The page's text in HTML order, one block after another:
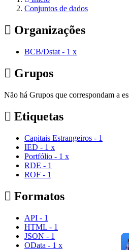
Conjuntos de dados
Organizações
BCB/Dstat - 1 x
Grupos
Não há Grupos que correspondam a
Etiquetas
Capitais Estrangeiros - 1
IED - 1 x
Portfólio - 1 x
RDE - 1
ROF - 1
Formatos
API - 1
HTML - 1
JSON - 1
OData - 1 x